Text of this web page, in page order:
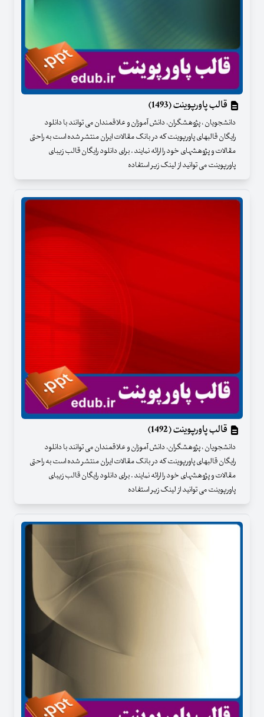
قالب پاورپوینت (1493)
دانشجویان ، پژوهشگران، دانش آموزان و علاقمندان می توانند با دانلود
رایگان قالبهای پاورپوینت که در بانک مقالات ایران منتشر شده است به راحتی
مقالات و پژوهشهای خود را ارائه نمایند . برای دانلود رایگان قالب زیبای
پاورپوینت می توانید از لینک زیر استفاده
قالب پاورپوینت (1492)
دانشجویان ، پژوهشگران، دانش آموزان و علاقمندان می توانند با دانلود
رایگان قالبهای پاورپوینت که در بانک مقالات ایران منتشر شده است به راحتی
مقالات و پژوهشهای خود را ارائه نمایند . برای دانلود رایگان قالب زیبای
پاورپوینت می توانید از لینک زیر استفاده